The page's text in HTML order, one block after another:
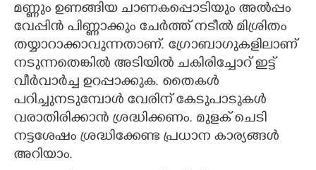
മണ്ണും ഉണങ്ങിയ ചാണകപ്പൊടിയും അൽപ്പം
വേപ്പിൻ പിണ്ണാക്കും ചേർത്ത് നടീൽ മിശ്രിതം
തയ്യാറാക്കാവുന്നതാണ്. ഗ്രോബാഗുകളിലാണ്
നടുന്നതെങ്കിൽ അടിയിൽ ചകിരിച്ചോറ് ഇട്ട്
വീർവാർച്ച ഉറപ്പാക്കുക. തൈകൾ
പറിച്ചുനടുമ്പോൾ വേരിന് കേടുപാടുകൾ
വരാതിരിക്കാൻ ശ്രദ്ധിക്കണം. മുളക് ചെടി
നട്ടശേഷം ശ്രദ്ധിക്കേണ്ട പ്രധാന കാര്യങ്ങൾ
അറിയാം.